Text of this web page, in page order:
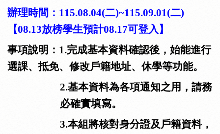
辦理時間： 115.08.04(二)~115.09.01(二)
【08.13放榜學生預計08.17可登入】
事項說明： 1.完成基本資料確認後，始能進行
選課、抵免、修改戶籍地址、休學等功能。
2.基本資料為各項通知之用，請務
必確實填寫。
3.本組將核對身分證及戶籍資料，